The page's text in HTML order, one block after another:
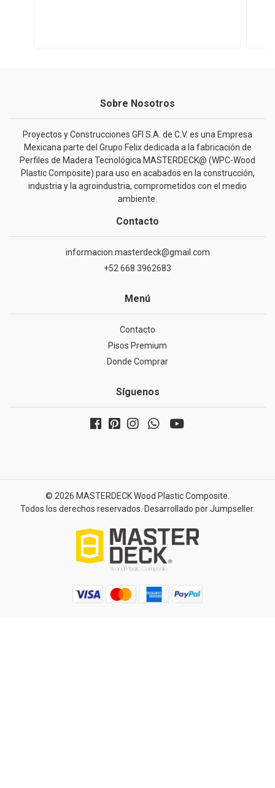
Sobre Nosotros
Proyectos y Construcciones GFI S.A. de C.V. es una Empresa
Mexicana parte del Grupo Felix dedicada a la fabricación de
Perfiles de Madera Tecnológica MASTERDECK@ (WPC-Wood
Plastic Composite) para uso en acabados en la construcción,
industria y la agroindustria, comprometidos con el medio
ambiente.
Contacto
informacion.masterdeck@gmail.com
+52 668 3962683
Menú
Contacto
Pisos Premium
Donde Comprar
Síguenos
© 2026 MASTERDECK Wood Plastic Composite.
Todos los derechos reservados. Desarrollado por Jumpseller.